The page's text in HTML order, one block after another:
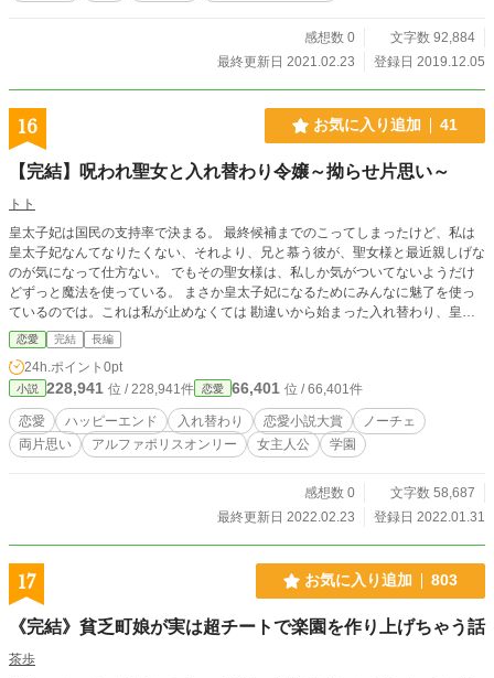
感想数 0
文字数 92,884
最終更新日 2021.02.23
登録日 2019.12.05
16 お気に入り追加 41
【完結】呪われ聖女と入れ替わり令嬢～拗らせ片思い～
トト
皇太子妃は国民の支持率で決まる。 最終候補までのこってしまったけど、私は
皇太子妃なんてなりたくない、それより、兄と慕う彼が、聖女様と最近親しげな
のが気になって仕方ない。 でもその聖女様は、私しか気がついてないようだけ
どずっと魔法を使っている。 まさか皇太子妃になるためにみんなに魅了を使っ
ているのでは。これは私が止めなくては 勘違いから始まった入れ替わり、皇太
子妃は誰の手に、拗らせ片思いは実るのか
恋愛 完結 長編
24h.ポイント 0pt
小説 228,941 位 / 228,941件 恋愛 66,401 位 / 66,401件
恋愛 ハッピーエンド 入れ替わり 恋愛小説大賞
ノーチェ
両片思い
アルファポリスオンリー 女主人公 学園
感想数 0
文字数 58,687
最終更新日 2022.02.23
登録日 2022.01.31
17 お気に入り追加 803
《完結》貧乏町娘が実は超チートで楽園を作り上げちゃう話
茶歩